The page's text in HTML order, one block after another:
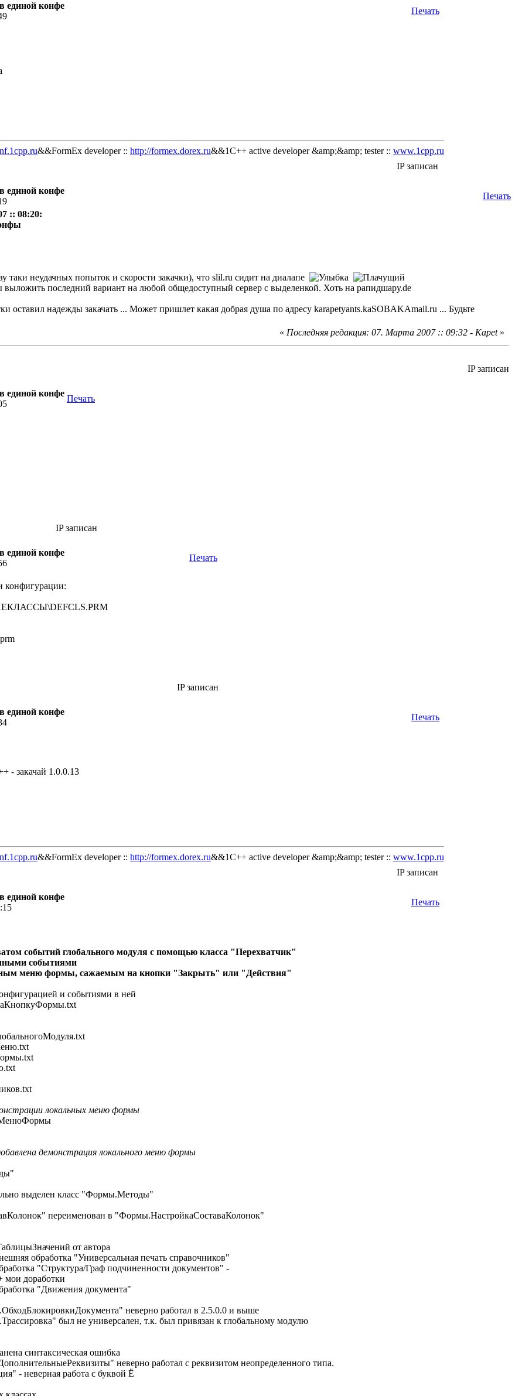
единой конфе
Печать
&&FormEx developer :: http://formex.dorex.ru&&1C++ active developer &amp;&amp; tester :: www.1cpp.ru
IP записан
единой конфе
Печать
:: 08:20:
таки неудачных попыток и скорости закачки), что slil.ru сидит на диалапе
последний вариант на любой общедоступный сервер с выделенкой. Хоть на рапидшару.de
оставил надежды закачать ... Может пришлет какая добрая душа по адресу karapetyants.kaSOBAKAmail.ru ... Будьте
« Последняя редакция: 07. Марта 2007 :: 09:32 - Kapet»
IP записан
единой конфе
Печать
IP записан
единой конфе
Печать
конфигурации:
IP записан
единой конфе
Печать
- закачай 1.0.0.13
&&FormEx developer :: http://formex.dorex.ru&&1C++ active developer &amp;&amp; tester :: www.1cpp.ru
IP записан
единой конфе
Печать
событий глобального модуля с помощью класса "Перехватчик"
событиями
меню формы, сажаемым на кнопки "Закрыть" или "Действия"
и событиями в ней
локальных меню формы
демонстрация локального меню формы
выделен класс "Формы.Методы"
переименован в "Формы.НастройкаСоставаКолонок"
от автора
обработка "Универсальная печать справочников"
"Структура/Граф подчиненности документов" -
доработки
"Движения документа"
неверно работал в 2.5.0.0 и выше
был не универсален, т.к. был привязан к глобальному модулю
синтаксическая ошибка
неверно работал с реквизитом неопределенного типа.
- неверная работа с буквой Ё